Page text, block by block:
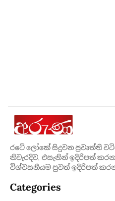
රටේ ලෝකේ සිදුවන ප්‍රවෘත්ති
නිවැරදිව, එසැනින් ඉදිරිපත්
විශ්වසනීයම පුවත් ඉදිරිපත්
Categories